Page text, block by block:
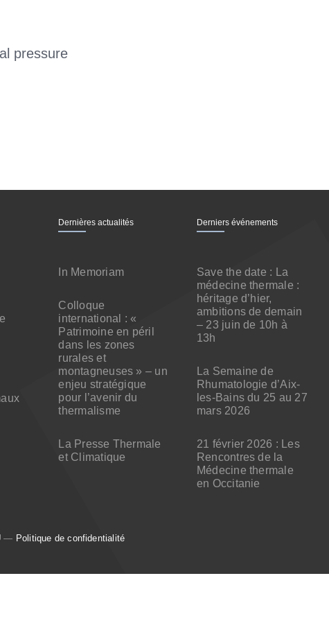
pressure
Dernières actualités
In Memoriam
Colloque
international : «
Patrimoine en péril
dans les zones
rurales et
montagneuses » – un
enjeu stratégique
pour l’avenir du
thermalisme
La Presse Thermale
et Climatique
Derniers événements
Save the date : La
médecine thermale :
héritage d’hier,
ambitions de demain
– 23 juin de 10h à
13h
La Semaine de
Rhumatologie d’Aix-
les-Bains du 25 au 27
mars 2026
21 février 2026 : Les
Rencontres de la
Médecine thermale
en Occitanie
— Politique de confidentialité